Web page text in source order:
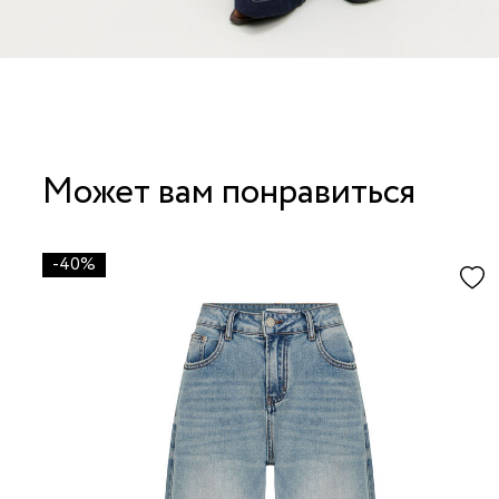
Может вам понравиться
-40%